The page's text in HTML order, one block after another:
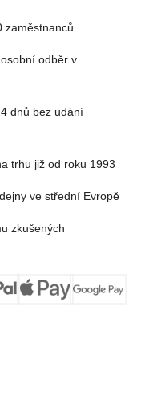
seznam
zaměstnanců
odběr v
dnů bez udání
trhu již od roku 1993
ve střední Evropě
zkušených